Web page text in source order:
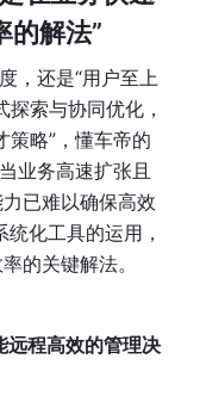
的解法”
，还是“用户至上
索与协同优化，
策略”，懂车帝的
业务高速扩张且
已难以确保高效
化工具的运用，
的关键解法。
远程高效的管理决